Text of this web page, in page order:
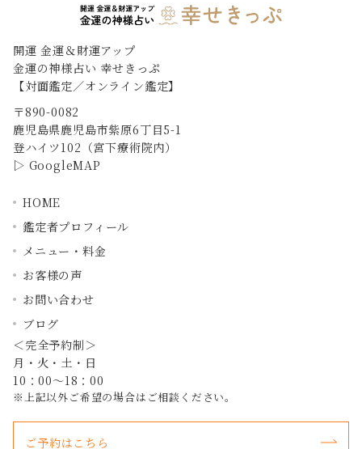
開運 金運＆財運アップ
金運の神様占い 幸せきっぷ
【対面鑑定／オンライン鑑定】
〒890-0082
鹿児島県鹿児島市紫原6丁目5-1
登ハイツ102（宮下療術院内）
▷ GoogleMAP
HOME
鑑定者プロフィール
メニュー・料金
お客様の声
お問い合わせ
ブログ
＜完全予約制＞
月・火・土・日
10：00～18：00
※上記以外ご希望の場合はご相談ください。
ご予約はこちら